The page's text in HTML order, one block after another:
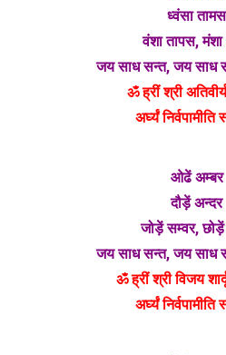
ध्वंसा
वंशा तापस,
जय साध सन्त, जय साध
ॐ ह्रीं श्री
अर्घ्यं निर्वपामीति
ओढें अम्बर
दौड़ें अन्दर
जोड़ें सम्वर,
जय साध सन्त, जय साध
ॐ ह्रीं श्री विजय
अर्घ्यं निर्वपामीति